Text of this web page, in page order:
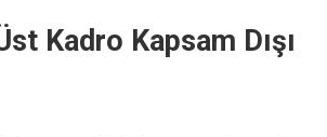
Kadro Kapsam Dışı